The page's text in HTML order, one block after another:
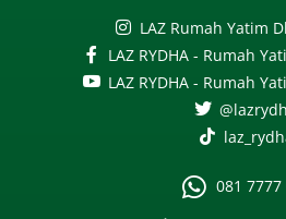
LAZ Rumah Yatim
LAZ RYDHA - Rumah
LAZ RYDHA - Rumah
081 7777